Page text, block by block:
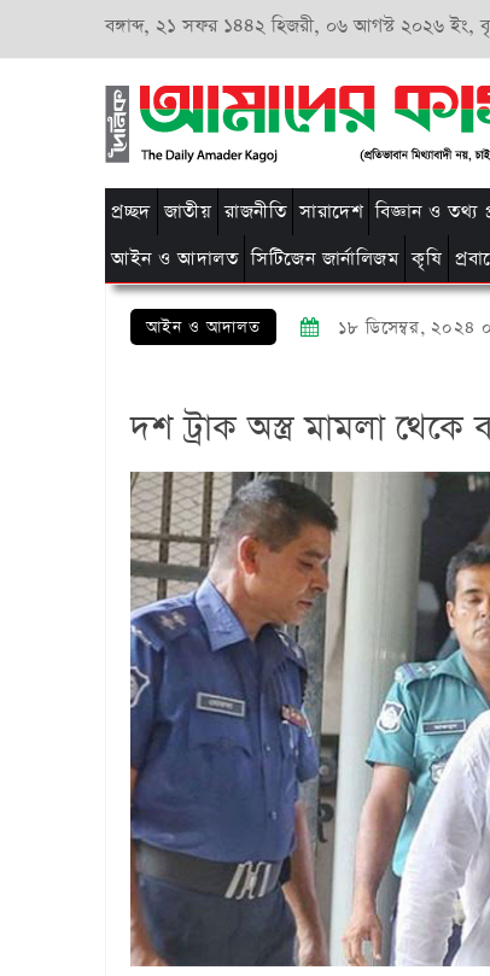
বঙ্গাব্দ, ২১ সফর ১৪৪২ হিজরী, ০৬ আগস্ট ২০২৬ ইং,
প্রচ্ছদ জাতীয় রাজনীতি সারাদেশ বিজ্ঞান ও তথ্য
আইন ও আদালত সিটিজেন জার্নালিজম কৃষি
আইন ও আদালত ১৮ ডিসেম্বর, ২০২৪
দশ ট্রাক অস্ত্র মামলা